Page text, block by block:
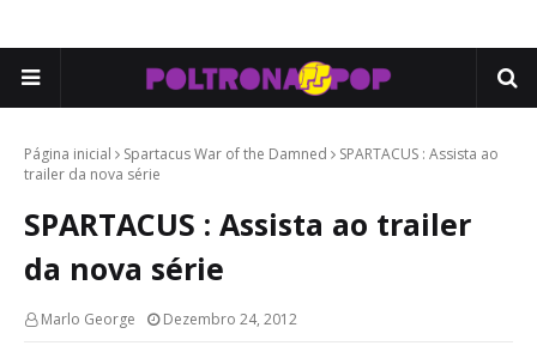
Página inicial Spartacus War of the Damned
SPARTACUS : Assista ao
trailer da nova série
SPARTACUS : Assista ao trailer
da nova série
Marlo George Dezembro 24, 2012